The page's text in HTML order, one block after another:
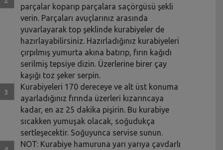
parçalar koparıp parçalara saçörgüsü şekli
verin. Parçaları avuçlarınız arasında
yuvarlayarak top şeklinde kurabiyeler de
hazırlayabilirsiniz. Hazırladığınız kurabiyeleri
çırpılmış yumurta akına batırıp, fırın kağıdı
serilmiş tepsiye dizin. Üzerlerine birer çay
kaşığı toz şeker serpin.
Kurabiyeleri 170 dereceye ve alt üst konuma
ayarladığınız fırında üzerleri kızarıncaya
kadar, en az 25 dakika pişirin. Bu kurabiye
sıcakken yumuşak olacak, soğudukça
sertleşecektir. Soğuyunca servise sunun.
NOT: Kurabiye hamuruna yarı yarıya çavdarlı